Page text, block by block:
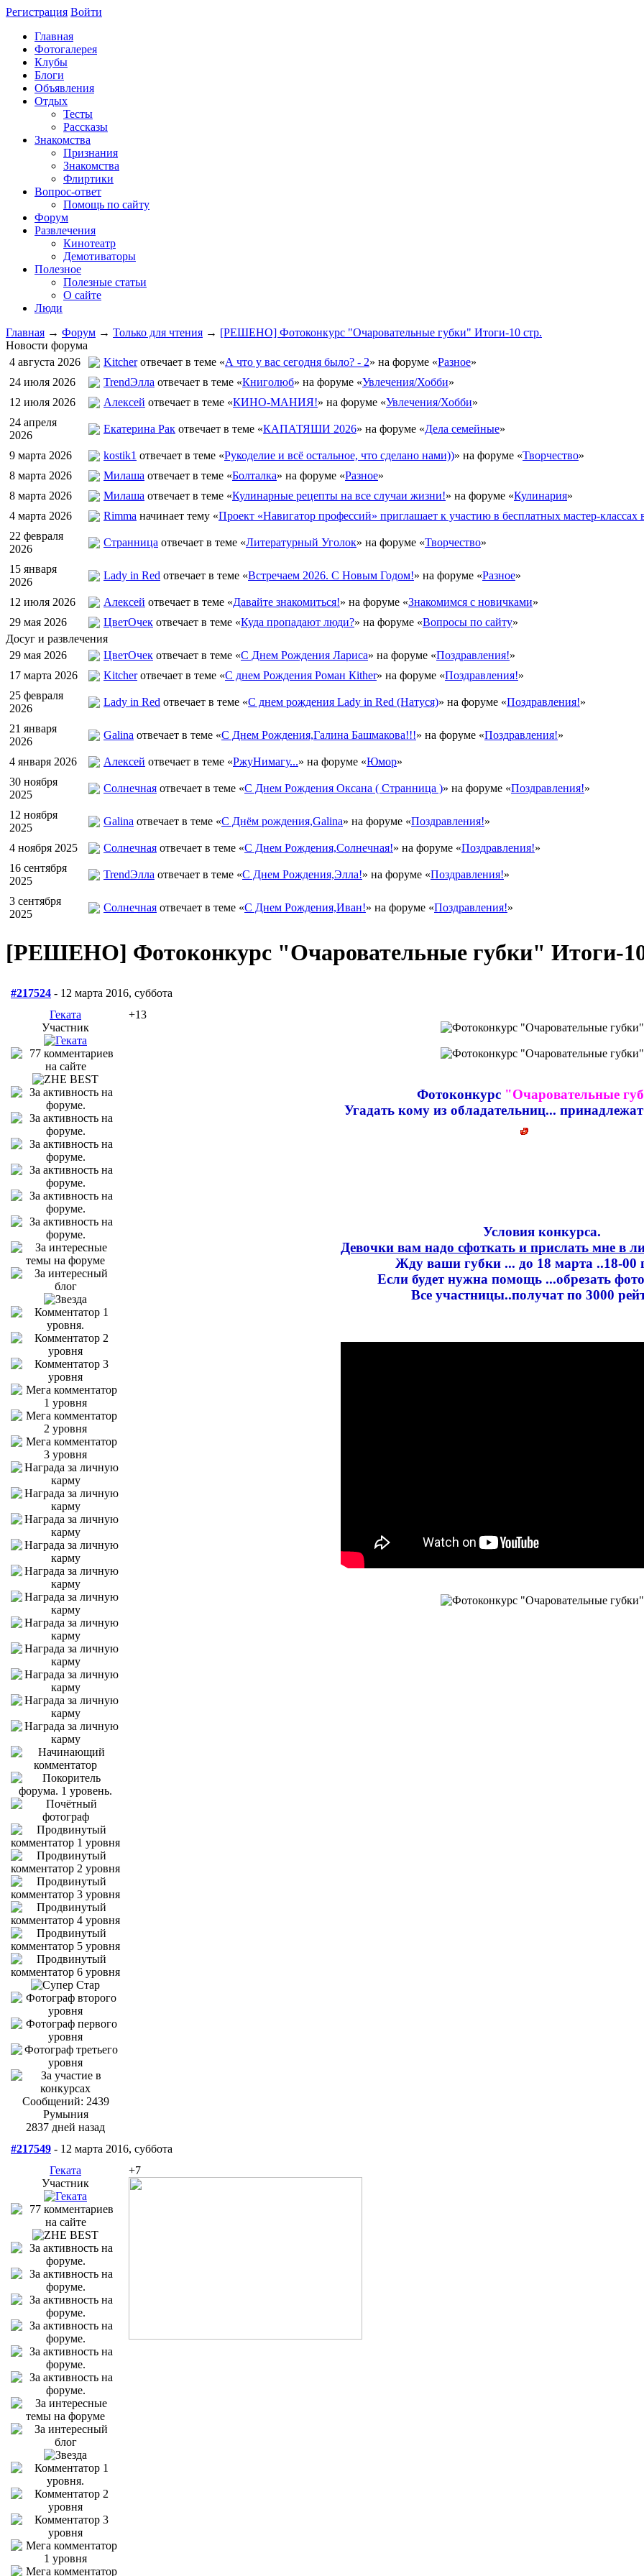
Регистрация Войти
Главная
Фотогалерея
Клубы
Блоги
Объявления
Отдых
Тесты
Рассказы
Знакомства
Признания
Знакомства
Флиртики
Вопрос-ответ
Помощь по сайту
Форум
Развлечения
Кинотеатр
Демотиваторы
Полезное
Полезные статьи
О сайте
Люди
Главная → Форум → Только для чтения → [РЕШЕНО] Фотоконкурс "Очаровательные губки" Итоги-10 стр.
Новости форума
4 августа 2026
Kitcherотвечает в теме «А что у вас сегодня было? - 2» на форуме «Разное»
24 июля 2026
TrendЭлла отвечает в теме «Книголюб» на форуме «Увлечения/Хобби»
12 июля 2026
Алексей отвечает в теме «КИНО-МАНИЯ!» на форуме «Увлечения/Хобби»
24 апреля
2026
Екатерина Рак отвечает в теме «КАПАТЯШИ 2026» на форуме «Дела семейные»
9 марта 2026 kostik1 отвечает в теме «Рукоделие и всё остальное, что сделано нами))» на форуме «Творчество»
8 марта 2026
Милаша отвечает в теме «Болталка» на форуме «Разное»
8 марта 2026
Милаша отвечает в теме «Кулинарные рецепты на все случаи жизни!» на форуме «Кулинария»
4 марта 2026
Rimma начинает тему «Проект «Навигатор профессий» приглашает к участию в бесплатных мастер-классах
22 февраля
2026
Странница отвечает в теме «Литературный Уголок» на форуме «Творчество»
15 января
2026
Lady in Red отвечает в теме «Встречаем 2026. С Новым Годом!» на форуме «Разное»
12 июля 2026 Алексей отвечает в теме «Давайте знакомиться!» на форуме «Знакомимся с новичками»
29 мая 2026
ЦветOчек отвечает в теме «Куда пропадают люди?» на форуме «Вопросы по сайту»
Досуг и развлечения
29 мая 2026
ЦветOчек отвечает в теме «С Днем Рождения Лариса» на форуме «Поздравления!»
17 марта 2026
Kitcherотвечает в теме «С днем Рождения Роман Кither» на форуме «Поздравления!»
25 февраля
2026
Lady in Red отвечает в теме «С днем рождения Lady in Red (Натуся)» на форуме «Поздравления!»
21 января
2026
Galina отвечает в теме «С Днем Рождения,Галина Башмакова!!!» на форуме «Поздравления!»
4 января 2026 Алексей отвечает в теме «РжуНимагу...» на форуме «Юмор»
30 ноября
2025
Солнечная отвечает в теме «С Днем Рождения Оксана ( Странница )» на форуме «Поздравления!»
12 ноября
2025
Galina отвечает в теме «С Днём рождения,Galina» на форуме «Поздравления!»
4 ноября 2025 Солнечная отвечает в теме «С Днем Рождения,Солнечная!» на форуме «Поздравления!»
16 сентября
2025
TrendЭлла отвечает в теме «С Днем Рождения,Элла!» на форуме «Поздравления!»
3 сентября
2025
Солнечная отвечает в теме «С Днем Рождения,Иван!» на форуме «Поздравления!»
[РЕШЕНО] Фотоконкурс "Очаровательные губки" Итоги-
#217524 - 12 марта 2016, суббота
Геката
Участник
Сообщений: 2439
Румыния
2837 дней назад
+13
Фотоконкурс "Очаровательные
Угадать кому из обладательниц...
Условия конкурса.
Девочки вам надо сфоткать и прислать мне в
Жду ваши губки ... до 18 марта ..18-00
Если будет нужна помощь ...обрезать
Все участницы..получат по 3000
#217549 - 12 марта 2016, суббота
Геката
Участник
+7